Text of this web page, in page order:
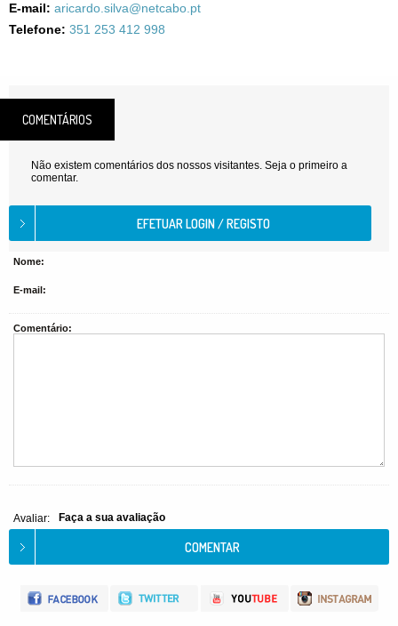
E-mail: aricardo.silva@netcabo.pt
Telefone: 351 253 412 998
COMENTÁRIOS
Não existem comentários dos nossos visitantes. Seja o primeiro a
comentar.
Nome:
E-mail:
Comentário:
Avaliar: Faça a sua avaliação